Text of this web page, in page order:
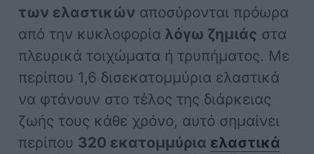
των ελαστικών αποσύρονται πρόωρα
από την κυκλοφορία λόγω ζημιάς στα
πλευρικά τοιχώματα ή τρυπήματος. Με
περίπου 1,6 δισεκατομμύρια ελαστικά
να φτάνουν στο τέλος της διάρκειας
ζωής τους κάθε χρόνο, αυτό σημαίνει
περίπου 320 εκατομμύρια ελαστικά